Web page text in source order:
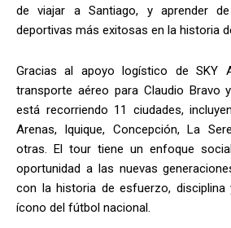
de viajar a Santiago, y aprender
deportivas más exitosas en la historia
Gracias al apoyo logístico de SKY
transporte aéreo para Claudio Bravo
está recorriendo 11 ciudades,
Arenas, Iquique, Concepción, La
otras. El tour tiene un enfoque
oportunidad a las nuevas
con la historia de esfuerzo,
ícono del fútbol nacional.